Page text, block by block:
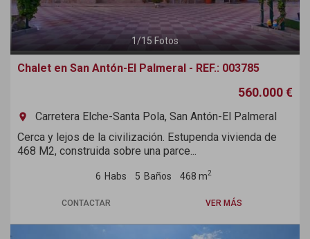
1/15 Fotos
Chalet en San Antón-El Palmeral - REF.: 003785
560.000 €
room
Carretera Elche-Santa Pola, San Antón-El Palmeral
Cerca y lejos de la civilización. Estupenda vivienda de
468 M2, construida sobre una parce...
6 Habs 5 Baños 468 m2
CONTACTAR VER MÁS